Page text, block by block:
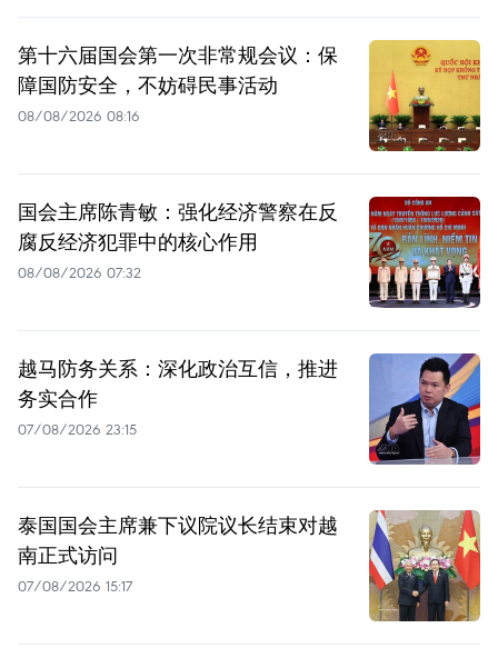
第十六届国会第一次非常规会议：保
障国防安全，不妨碍民事活动
08/08/2026 08:16
国会主席陈青敏：强化经济警察在反
腐反经济犯罪中的核心作用
08/08/2026 07:32
越马防务关系：深化政治互信，推进
务实合作
07/08/2026 23:15
泰国国会主席兼下议院议长结束对越
南正式访问
07/08/2026 15:17